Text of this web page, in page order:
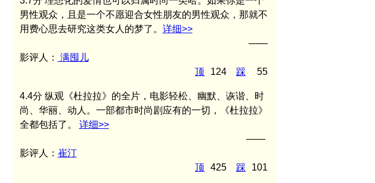
男性观众，且是一个不愿迎合女性朋友的男性观众，那就不
用费心思去研究这类女人的梦了。 详细>>
——
影评人：
满囤儿
顶
124 踩 55
4.4分 纵观《杜拉拉》的全片，电影轻松、幽默、诙谐、时
尚、华丽、动人。一部都市时尚剧应有的一切，《杜拉拉》
全都包括了。 详细>>
——
影评人： 崔汀
顶
425 踩 101